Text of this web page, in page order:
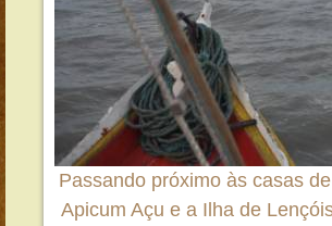
Passando próximo às casas
Apicum Açu e a Ilha de